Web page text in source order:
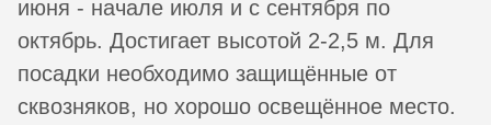
июня - начале июля и с сентября по
октябрь. Достигает высотой 2-2,5 м. Для
посадки необходимо защищённые от
сквозняков, но хорошо освещённое место.